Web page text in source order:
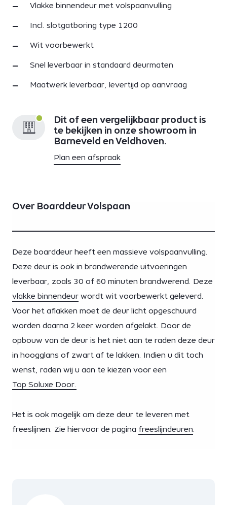
Vlakke binnendeur met volspaanvulling
Incl. slotgatboring type 1200
Wit voorbewerkt
Snel leverbaar in standaard deurmaten
Maatwerk leverbaar, levertijd op aanvraag
Dit of een vergelijkbaar product is
te bekijken in onze showroom in
Barneveld en Veldhoven.
Plan een afspraak
Over Boarddeur Volspaan
Deze boarddeur heeft een massieve volspaanvulling.
Deze deur is ook in brandwerende uitvoeringen
leverbaar, zoals 30 of 60 minuten brandwerend. Deze
vlakke binnendeur wordt wit voorbewerkt geleverd.
Voor het aflakken moet de deur licht opgeschuurd
worden daarna 2 keer worden afgelakt. Door de
opbouw van de deur is het niet aan te raden deze deur
in hoogglans of zwart af te lakken. Indien u dit toch
wenst, raden wij u aan te kiezen voor een
Top Soluxe Door.
Het is ook mogelijk om deze deur te leveren met
freeslijnen. Zie hiervoor de pagina freeslijndeuren